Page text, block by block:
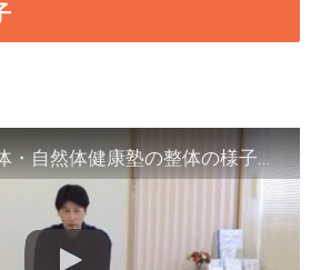
福井県越前市の整体・自然体健康塾の整体の様子（1）背骨の観察／骨盤他